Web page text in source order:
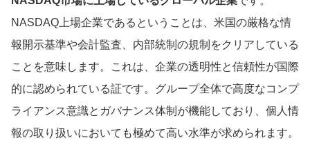
NASDAQ上場企業であるということは、米国の厳格な情
報開示基準や会計監査、内部統制の規制をクリアしている
ことを意味します。これは、企業の透明性と信頼性が国際
的に認められている証です。グループ全体で高度なコンプ
ライアンス意識とガバナンス体制が機能しており、個人情
報の取り扱いにおいても極めて高い水準が求められます。